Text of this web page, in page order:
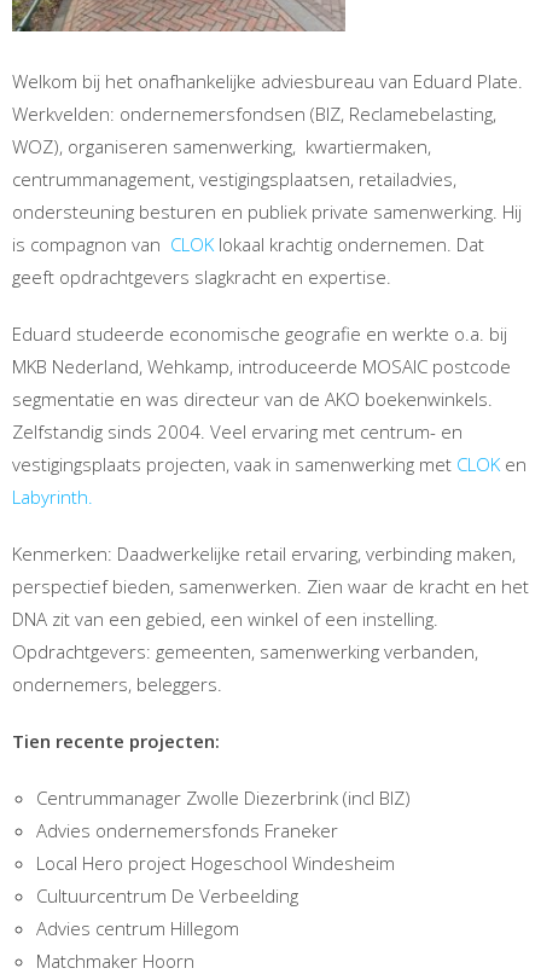
Welkom bij het onafhankelijke adviesbureau van Eduard Plate.
Werkvelden: ondernemersfondsen (BIZ, Reclamebelasting,
WOZ), organiseren samenwerking, kwartiermaken,
centrummanagement, vestigingsplaatsen, retailadvies,
ondersteuning besturen en publiek private samenwerking. Hij
is compagnon van CLOK lokaal krachtig ondernemen. Dat
geeft opdrachtgevers slagkracht en expertise.
Eduard studeerde economische geografie en werkte o.a. bij
MKB Nederland, Wehkamp, introduceerde MOSAIC postcode
segmentatie en was directeur van de AKO boekenwinkels.
Zelfstandig sinds 2004. Veel ervaring met centrum- en
vestigingsplaats projecten, vaak in samenwerking met CLOK en
Labyrinth.
Kenmerken: Daadwerkelijke retail ervaring, verbinding maken,
perspectief bieden, samenwerken. Zien waar de kracht en het
DNA zit van een gebied, een winkel of een instelling.
Opdrachtgevers: gemeenten, samenwerking verbanden,
ondernemers, beleggers.
Tien recente projecten:
Centrummanager Zwolle Diezerbrink (incl BIZ)
Advies ondernemersfonds Franeker
Local Hero project Hogeschool Windesheim
Cultuurcentrum De Verbeelding
Advies centrum Hillegom
Matchmaker Hoorn